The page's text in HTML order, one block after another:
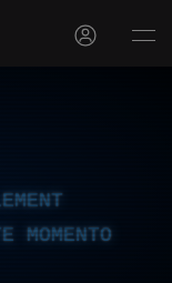
MOMENTO